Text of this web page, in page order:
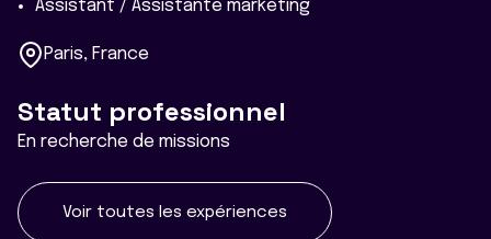
Assistant / Assistante marketing
Paris, France
Statut professionnel
En recherche de missions
Voir toutes les expériences